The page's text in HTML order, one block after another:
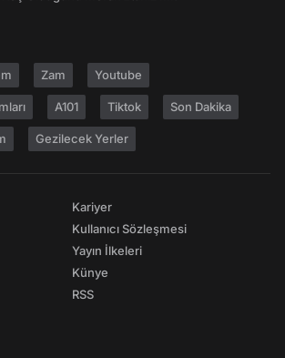
Zam Youtube
A101 Tiktok Son Dakika
Gezilecek Yerler
Kariyer
Kullanıcı Sözleşmesi
Yayın İlkeleri
Künye
RSS